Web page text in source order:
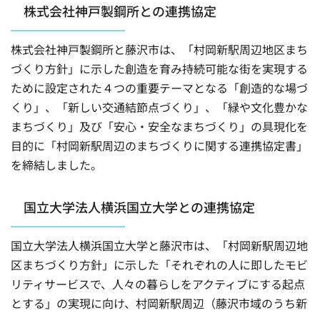
株式会社神戸製鋼所との連携協定
株式会社神戸製鋼所と藤沢市は、「村岡新駅周辺地区まち
づくり方針」に示した創造を育み持続可能な街を実現する
ために設定された４つの重要テーマとなる「創造的な場づ
くり」、「新しい交通結節点づくり」、「緑や文化豊かな
まちづくり」及び「安心・安全なまちづくり」の具現化を
目的に「村岡新駅周辺のまちづくりに関する連携協定書」
を締結しました。
国立大学法人横浜国立大学との連携協定
国立大学法人横浜国立大学と藤沢市は、「村岡新駅周辺地
区まちづくり方針」に示した「それぞれの人に即したモビ
リティサービスで、人々の暮らしをアクティブにする起点
とする」の実現に向け、村岡新駅周辺（藤沢市域のうち新